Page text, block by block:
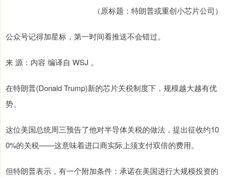
（原标题：特朗普或重创小芯片公司）
公众号记得加星标，第一时间看推送不会错过。
来 源：内容 编译自 WSJ 。
在特朗普(Donald Trump)新的芯片关税制度下，规模越大越有优
势。
这位美国总统周三预告了他对半导体关税的做法，提出征收约10
0%的关税——这意味着进口商实际上须支付双倍的费用。
但特朗普表示，有一个附加条件：承诺在美国进行大规模投资的